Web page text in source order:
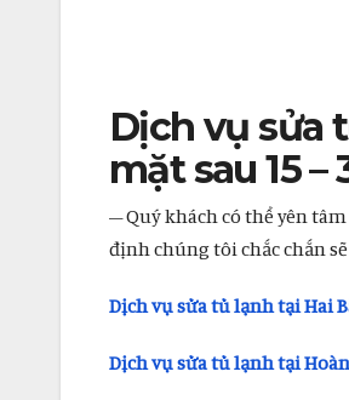
Dịch vụ sửa
mặt sau 15 –
– Quý khách có thể yên
định chúng tôi chắc chắn
Dịch vụ sửa tủ lạnh tại Hai
Dịch vụ sửa tủ lạnh tại